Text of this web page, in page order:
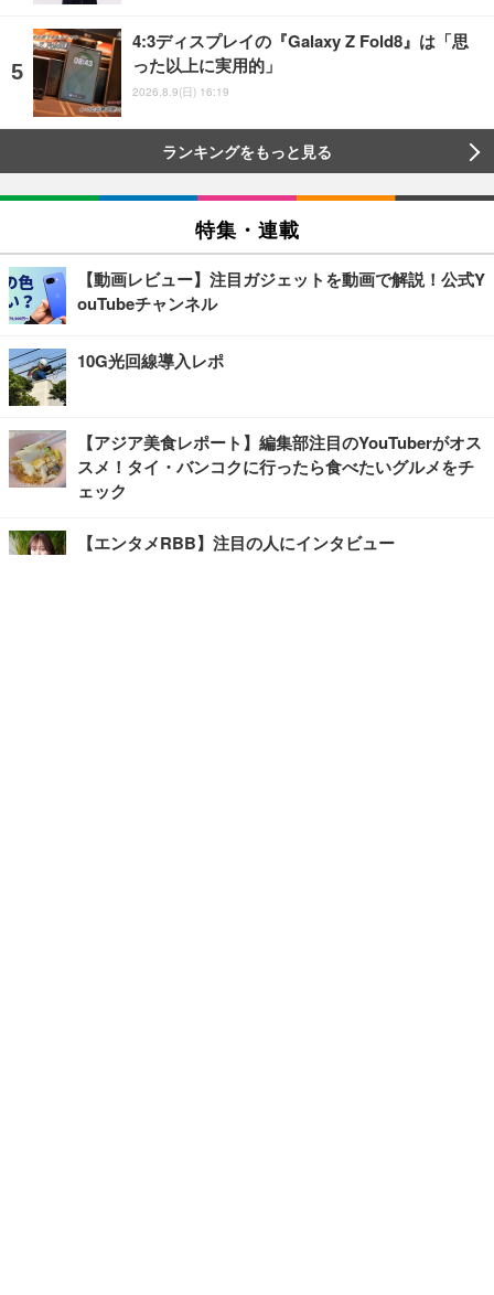
4:3ディスプレイの『Galaxy Z Fold8』は「思
った以上に実用的」
2026.8.9(日) 16:19
ランキングをもっと見る
特集・連載
【動画レビュー】注目ガジェットを動画で解説！公式Y
ouTubeチャンネル
10G光回線導入レポ
【アジア美食レポート】編集部注目のYouTuberがオス
スメ！タイ・バンコクに行ったら食べたいグルメをチ
ェック
【エンタメRBB】注目の人にインタビュー